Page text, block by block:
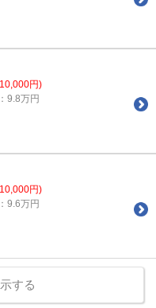
円)
9.8万円
円)
9.6万円
する